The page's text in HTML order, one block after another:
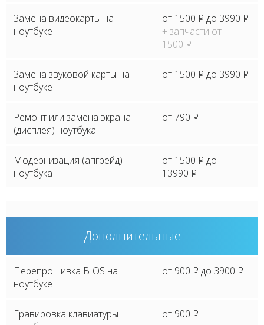
Замена видеокарты на
ноутбуке
от 1500 P до 3990 P
+ запчасти от
1500 P
Замена звуковой карты на
ноутбуке
от 1500 P до 3990 P
Ремонт или замена экрана
(дисплея) ноутбука
от 790 P
Модернизация (апгрейд)
ноутбука
от 1500 P до
13990 P
Дополнительные
Перепрошивка BIOS на
ноутбуке
от 900 P до 3900 P
Гравировка клавиатуры
от 900 P